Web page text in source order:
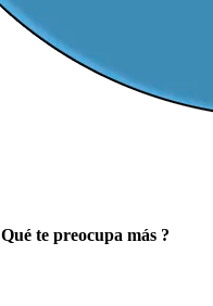
Qué te preocupa más ?